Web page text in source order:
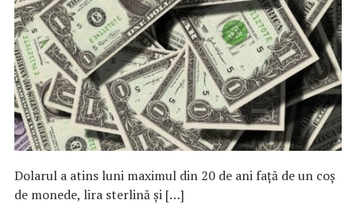
Dolarul a atins luni maximul din 20 de ani față de un coș
de monede, lira sterlină și […]